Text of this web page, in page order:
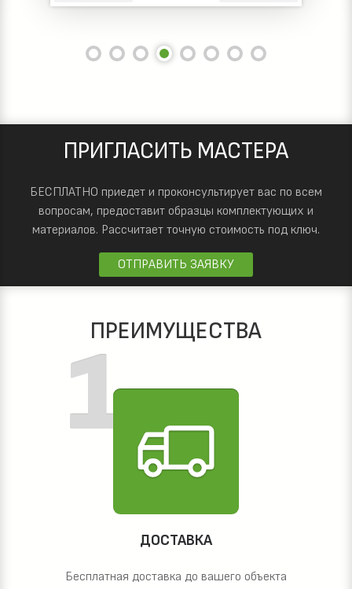
ПРИГЛАСИТЬ МАСТЕРА
БЕСПЛАТНО приедет и проконсультирует вас по всем
вопросам, предоставит образцы комплектующих и
материалов. Рассчитает точную стоимость под ключ.
ОТПРАВИТЬ ЗАЯВКУ
ПРЕИМУЩЕСТВА
ДОСТАВКА
Бесплатная доставка до вашего объекта